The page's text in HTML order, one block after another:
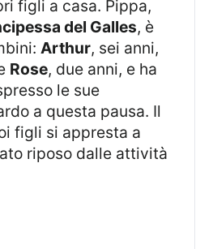
figli a casa. Pippa,
del Galles, è
Arthur, sei anni,
Rose, due anni, e ha
le sue
a questa pausa. Il
figli si appresta a
riposo dalle attività